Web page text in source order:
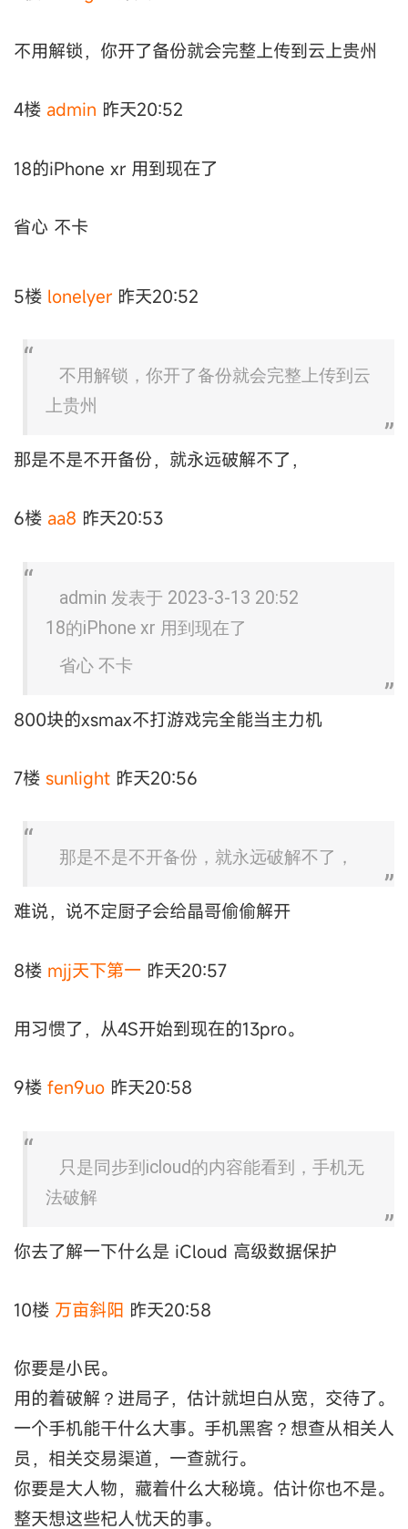
不用解锁，你开了备份就会完整上传到云上贵州
4楼 аdmin 昨天20:52
18的iPhone xr 用到现在了
省心 不卡
5楼 lonelyer 昨天20:52
不用解锁，你开了备份就会完整上传到云
上贵州
那是不是不开备份，就永远破解不了，
6楼 aa8 昨天20:53
аdmin 发表于 2023-3-13 20:52
18的iPhone xr 用到现在了
省心 不卡
800块的xsmax不打游戏完全能当主力机
7楼 sunlight 昨天20:56
那是不是不开备份，就永远破解不了，
难说，说不定厨子会给晶哥偷偷解开
8楼 mjj天下第一 昨天20:57
用习惯了，从4S开始到现在的13pro。
9楼 fen9uo 昨天20:58
只是同步到icloud的内容能看到，手机无
法破解
你去了解一下什么是 iCloud 高级数据保护
10楼 万亩斜阳 昨天20:58
你要是小民。
用的着破解？进局子，估计就坦白从宽，交待了。
一个手机能干什么大事。手机黑客？想查从相关人
员，相关交易渠道，一查就行。
你要是大人物，藏着什么大秘境。估计你也不是。
整天想这些杞人忧天的事。